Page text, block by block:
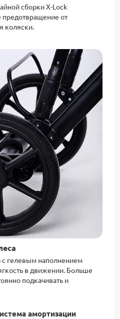
сборки X-Lock
предотвращение от
коляски.
гелевым наполнением
в движении. Больше
подкачивать и
амортизации